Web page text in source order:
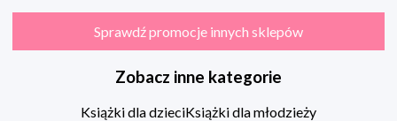
Sprawdź promocje innych sklepów
Zobacz inne kategorie
Książki dla dzieciKsiążki dla młodzieży